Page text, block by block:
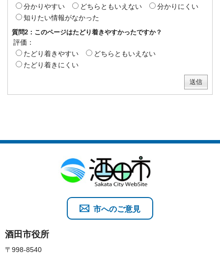
分かりやすい
どちらともいえない
分かりにくい
知りたい情報がなかった
質問2：このページはたどり着きやすかったですか？
評価：
たどり着きやすい
どちらともいえない
たどり着きにくい
酒田市役所
〒998-8540
市へのご意見